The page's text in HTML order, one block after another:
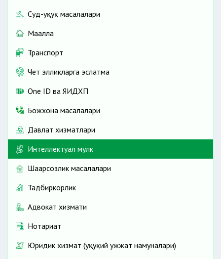
Суд-ҳуқуқ масалалари
Маҳалла
Транспорт
Чет элликларга эслатма
One ID ва ЯИДХП
Божхона масалалари
Давлат хизматлари
Интеллектуал мулк
Шаҳарсозлик масалалари
Тадбиркорлик
Адвокат хизмати
Нотариат
Юридик хизмат (ҳуқуқий ҳужжат намуналари)